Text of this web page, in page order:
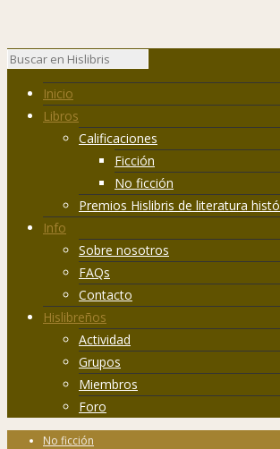
Inicio
Libros
Calificaciones
Ficción
No ficción
Premios Hislibris de literatura
Info
Sobre nosotros
FAQs
Contacto
Hislibreños
Actividad
Grupos
Miembros
Foro
No ficción